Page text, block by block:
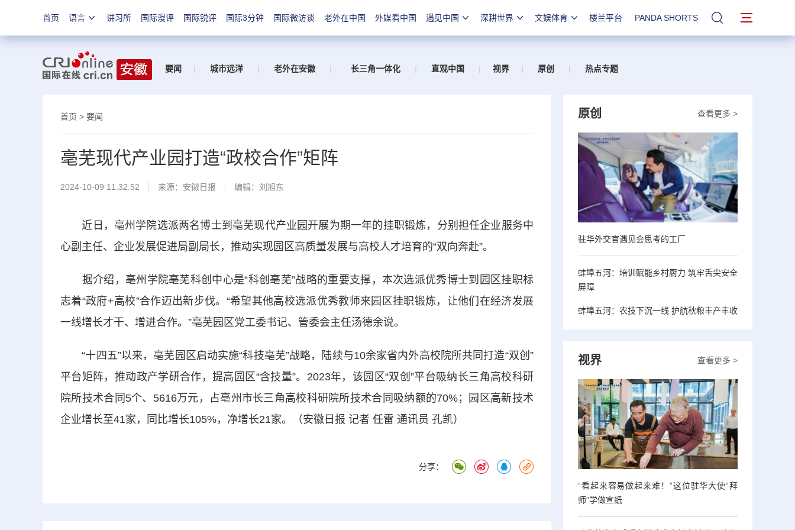
首页 语言 讲习所 国际漫评 国际锐评 国际3分钟 国际微访谈 老外在中国 外媒看中国 遇见中国 深耕世界 文娱体育 楼兰平台 PANDA SHORTS 站内搜索
要闻 | 城市远洋 | 老外在安徽 | 长三角一体化 | 直观中国 | 视界 | 原创 | 热点专题
首页 > 要闻
亳芜现代产业园打造“政校合作”矩阵
2024-10-09 11:32:52 来源： 安徽日报 编辑：刘旭东
近日，亳州学院选派两名博士到亳芜现代产业园开展为期一年的挂职锻炼，分别担任企业服务中
心副主任、企业发展促进局副局长，推动实现园区高质量发展与高校人才培育的“双向奔赴”。
据介绍，亳州学院亳芜科创中心是“科创亳芜”战略的重要支撑，本次选派优秀博士到园区挂职标
志着“政府+高校”合作迈出新步伐。“希望其他高校选派优秀教师来园区挂职锻炼，让他们在经济发展
一线增长才干、增进合作。”亳芜园区党工委书记、管委会主任汤德余说。
“十四五”以来，亳芜园区启动实施“科技亳芜”战略，陆续与10余家省内外高校院所共同打造“双创”
平台矩阵，推动政产学研合作，提高园区“含技量”。2023年，该园区“双创”平台吸纳长三角高校科研
院所技术合同5个、5616万元，占亳州市长三角高校科研院所技术合同吸纳额的70%；园区高新技术
企业增长至41家，同比增长105%，净增长21家。（安徽日报 记者 任雷 通讯员 孔凯）
分享：
查看更多 >
原创
驻华外交官遇见会思考的工厂
蚌埠五河：培训赋能乡村厨力 筑牢舌尖安全
屏障
蚌埠五河：农技下沉一线 护航秋粮丰产丰收
查看更多 >
视界
“看起来容易做起来难！”这位驻华大使“拜
师”学做宣纸